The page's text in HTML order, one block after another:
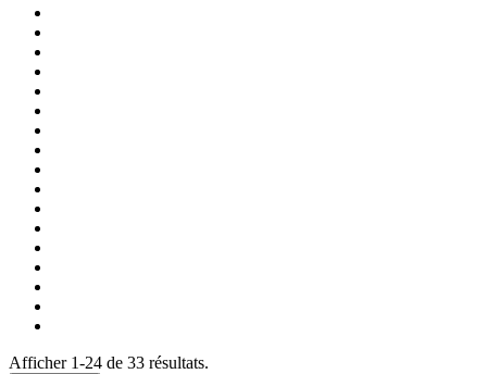
Afficher 1-24 de 33 résultats.